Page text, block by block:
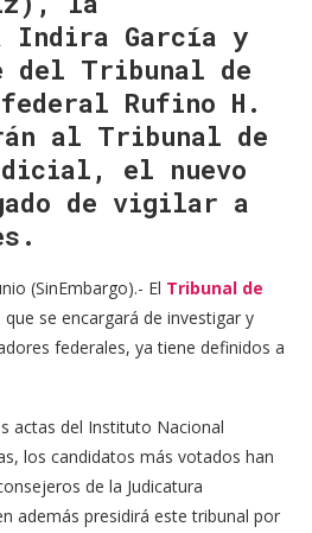
Indira García y
del Tribunal de
Rufino H.
al Tribunal de
el nuevo
de vigilar a
(SinEmbargo).- El Tribunal de
que se encargará de investigar y
federales, ya tiene definidos a
actas del Instituto Nacional
los candidatos más votados han
de la Judicatura
además presidirá este tribunal por